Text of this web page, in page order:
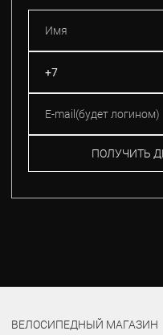
ПОЛУЧИТЬ
ВЕЛОСИПЕДНЫЙ МАГАЗИН